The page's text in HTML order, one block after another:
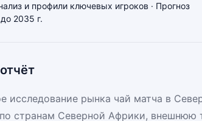
и профили ключевых игроков · Прогноз
2035 г.
исследование рынка чай матча в
странам Северной Африки, внешнюю